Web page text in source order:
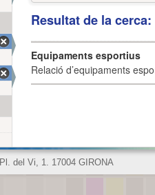
Resultat de la
Equipaments esportius
Relació d’equipaments
Pl. del Vi, 1. 17004 GIRONA